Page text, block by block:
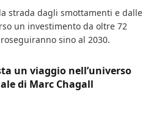
strada dagli smottamenti e dalle
un investimento da oltre 72
sino al 2030.
un viaggio nell’universo
di Marc Chagall